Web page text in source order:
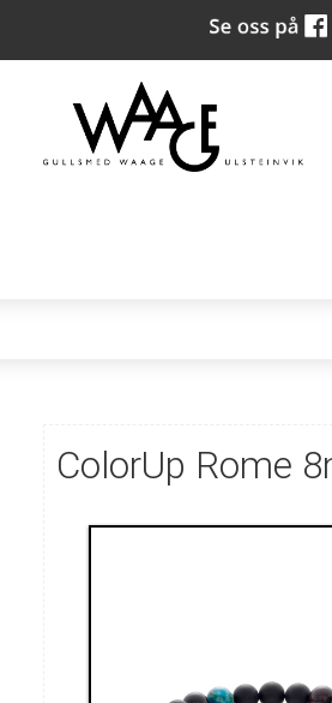
ColorUp Rome